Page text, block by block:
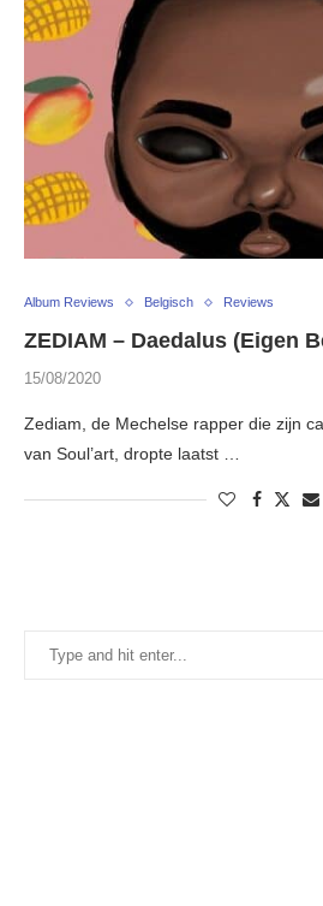
Album Reviews Belgisch Reviews
ZEDIAM – Daedalus (Eigen
15/08/2020
Zediam, de Mechelse rapper die zijn
van Soul’art, dropte laatst …